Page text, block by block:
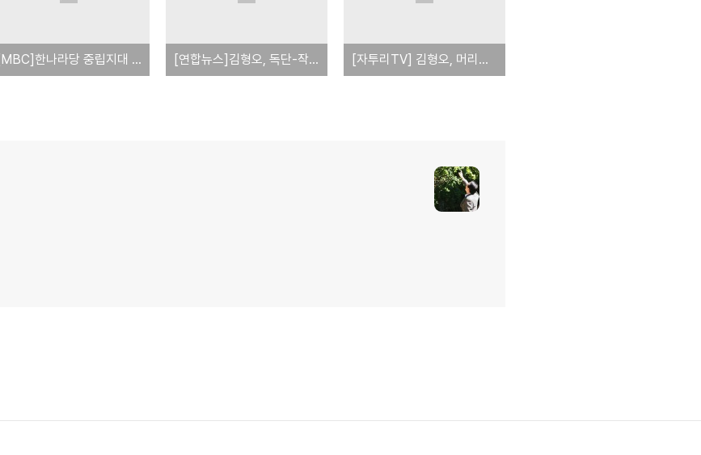
[MBC]한나라당 중립지대 의원 긴급회동, 중재 나서 [연합뉴스]김형오, 독단-작위적 중재안 폐기해야 [자투리TV] 김형오, 머리가 뜨네 -시즌2-